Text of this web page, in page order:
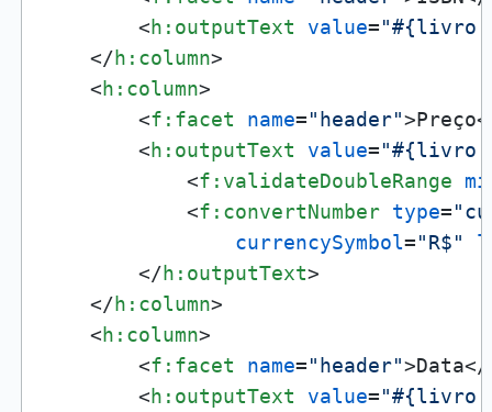
<h:outputText value=
</h:column>
<h:column>
<f:facet name="header">Preço
<h:outputText value=
<f:validateDoubleRange
<f:convertNumber type=
currencySymbol="R$"
</h:outputText>
</h:column>
<h:column>
<f:facet name="header">Data</
<h:outputText value=